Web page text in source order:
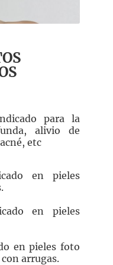
para la
alivio de
etc
en pieles
en pieles
en pieles foto
arrugas.